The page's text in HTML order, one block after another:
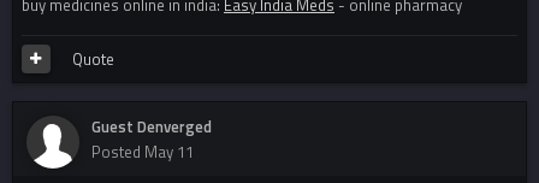
buy medicines online in india: Easy India Meds - online pharmacy
Quote
Guest Denverged
Posted May 11